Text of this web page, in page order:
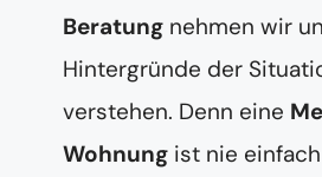
Beratung nehmen wir
Hintergründe der
verstehen. Denn eine
Wohnung ist nie